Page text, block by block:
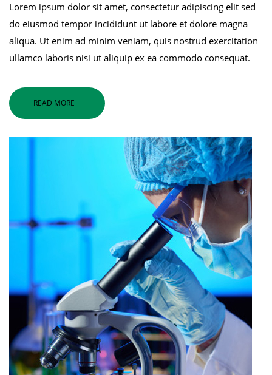
Lorem ipsum dolor sit amet, consectetur adipiscing elit sed
do eiusmod tempor incididunt ut labore et dolore magna
aliqua. Ut enim ad minim veniam, quis nostrud exercitation
ullamco laboris nisi ut aliquip ex ea commodo consequat.
READ MORE